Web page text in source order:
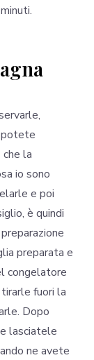
potete
la
io sono
e poi
è quindi
preparata e
congelatore
fuori la
Dopo
lasciatele
ne avete